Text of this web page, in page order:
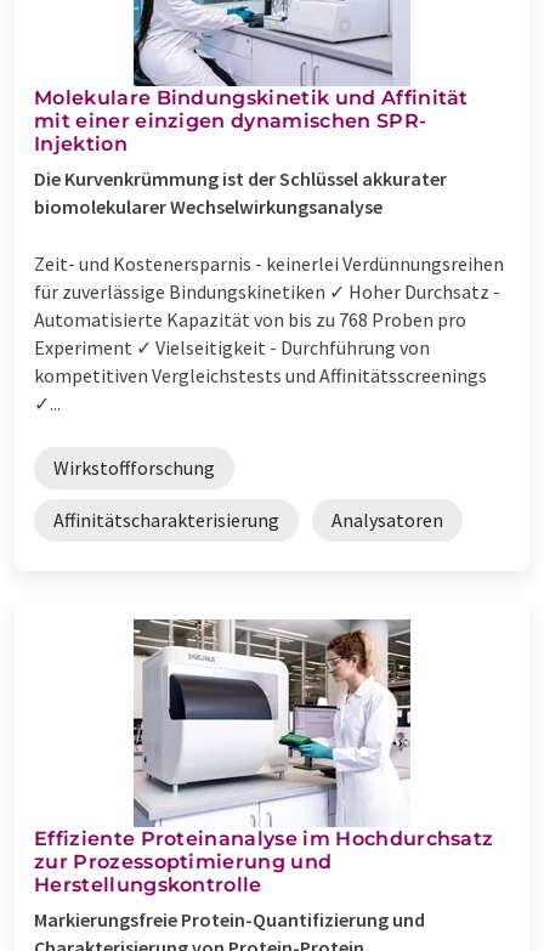
Molekulare Bindungskinetik und Affinität
mit einer einzigen dynamischen SPR-
Injektion
Die Kurvenkrümmung ist der Schlüssel akkurater
biomolekularer Wechselwirkungsanalyse
Zeit- und Kostenersparnis - keinerlei Verdünnungsreihen
für zuverlässige Bindungskinetiken ✓ Hoher Durchsatz -
Automatisierte Kapazität von bis zu 768 Proben pro
Experiment ✓ Vielseitigkeit - Durchführung von
kompetitiven Vergleichstests und Affinitätsscreenings
✓...
Wirkstoffforschung
Affinitätscharakterisierung Analysatoren
Effiziente Proteinanalyse im Hochdurchsatz
zur Prozessoptimierung und
Herstellungskontrolle
Markierungsfreie Protein-Quantifizierung und